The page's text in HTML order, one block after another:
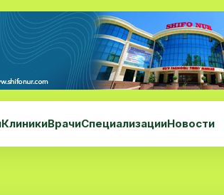
КлиникиВрачиСпециализацииНовости